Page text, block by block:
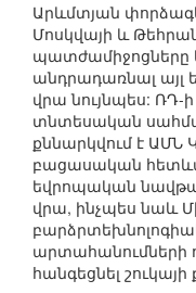
Արևմտյան
Մոսկվայի և
անդրադառնալ այլ
վրա նույնպես:
տնտեսական
քննարկվում է ԱՄՆ
բացասական
եվրոպական
վրա, ինչպես նաև
արտահանումների
հանգեցնել